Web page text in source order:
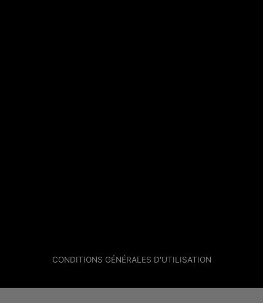
CONDITIONS GÉNÉRALES D'UTILISATION